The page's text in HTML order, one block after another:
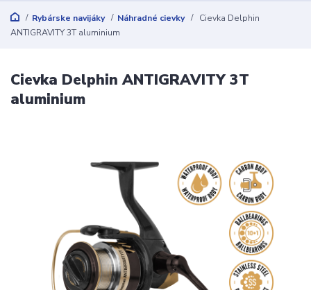
Rybárske navijáky Náhradné cievky
Cievka Delphin
ANTIGRAVITY 3T aluminium
Cievka Delphin ANTIGRAVITY 3T
aluminium